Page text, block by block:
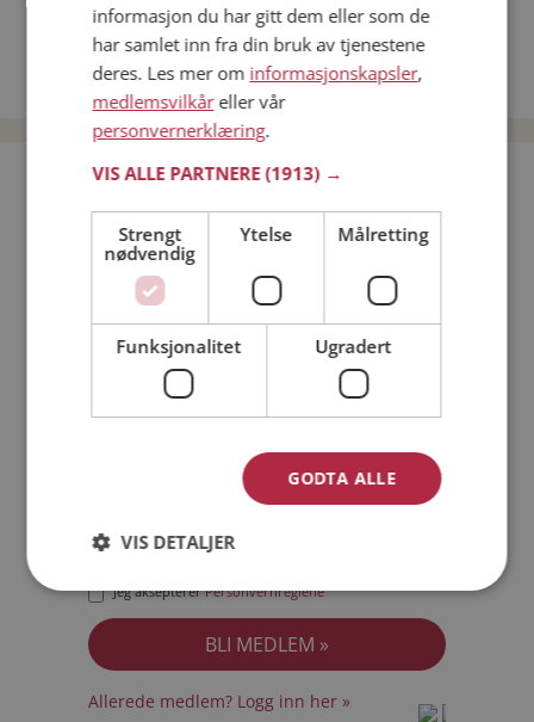
Menn fra Haugesund
Date kvinner i Norge
Date menn i Norge
Bli medlem gratis!
Jeg er en:
Jeg akseptererPersonvernreglene
Allerede medlem? Logg inn her »
informasjon du har gitt dem eller som de
har samlet inn fra din bruk av tjenestene
deres. Les mer om informasjonskapsler,
medlemsvilkåreller vår
personvernerklæring.
VIS ALLE PARTNERE(1913) →
Strengt
nødvendig
Ytelse Målretting
Funksjonalitet Ugradert
GODTA ALLE
VIS DETALJER